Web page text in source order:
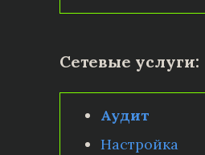
Сетевые услуги:
Аудит
Настройка